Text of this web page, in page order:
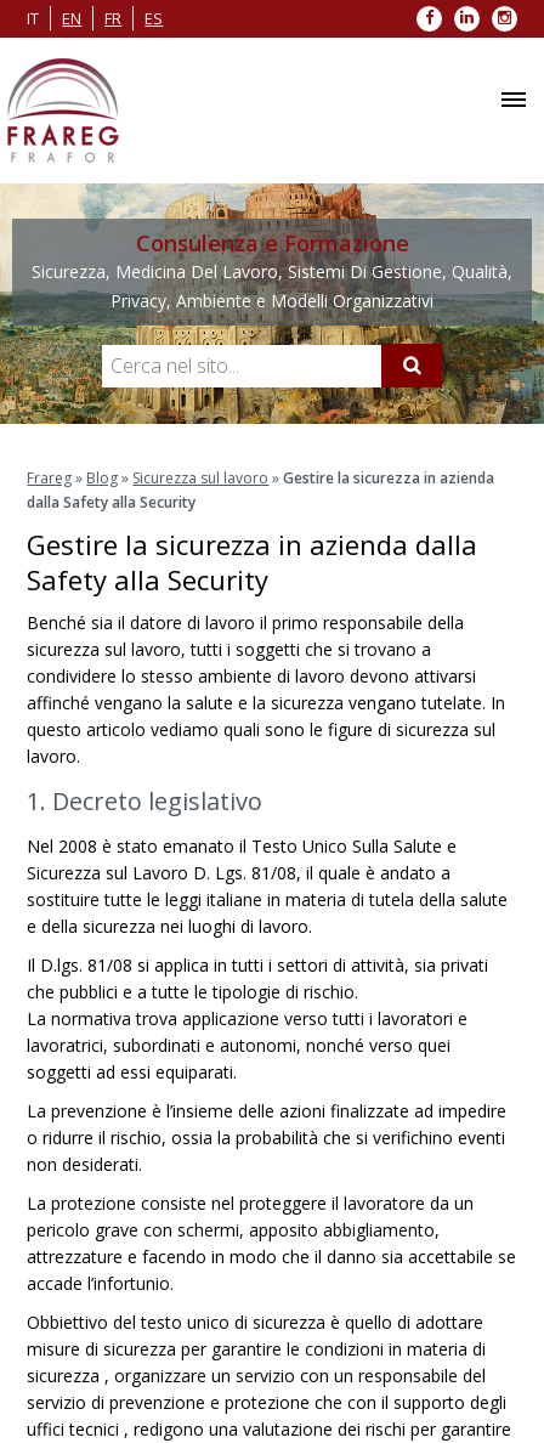
IT EN FR ES Facebook
LinkedIn
Consulenza e Formazione
Sicurezza, Medicina Del Lavoro, Sistemi Di Gestione, Qualità,
Privacy, Ambiente e Modelli Organizzativi
Frareg» Blog» Sicurezza sul lavoro »Gestire la sicurezza in azienda
dalla Safety alla Security
Gestire la sicurezza in azienda dalla
Safety alla Security
Benché sia il datore di lavoro il primo responsabile della
sicurezza sul lavoro, tutti i soggetti che si trovano a
condividere lo stesso ambiente di lavoro devono attivarsi
affinché vengano la salute e la sicurezza vengano tutelate. In
questo articolo vediamo quali sono le figure di sicurezza sul
lavoro.
1. Decreto legislativo
Nel 2008 è stato emanato il Testo Unico Sulla Salute e
Sicurezza sul Lavoro D. Lgs. 81/08, il quale è andato a
sostituire tutte le leggi italiane in materia di tutela della salute
e della sicurezza nei luoghi di lavoro.
Il D.lgs. 81/08 si applica in tutti i settori di attività, sia privati
che pubblici e a tutte le tipologie di rischio.
La normativa trova applicazione verso tutti i lavoratori e
lavoratrici, subordinati e autonomi, nonché verso quei
soggetti ad essi equiparati.
La prevenzione è l’insieme delle azioni finalizzate ad impedire
o ridurre il rischio, ossia la probabilità che si verifichino eventi
non desiderati.
La protezione consiste nel proteggere il lavoratore da un
pericolo grave con schermi, apposito abbigliamento,
attrezzature e facendo in modo che il danno sia accettabile se
accade l’infortunio.
Obbiettivo del testo unico di sicurezza è quello di adottare
misure di sicurezza per garantire le condizioni in materia di
sicurezza , organizzare un servizio con un responsabile del
servizio di prevenzione e protezione che con il supporto degli
uffici tecnici , redigono una valutazione dei rischi per garantire